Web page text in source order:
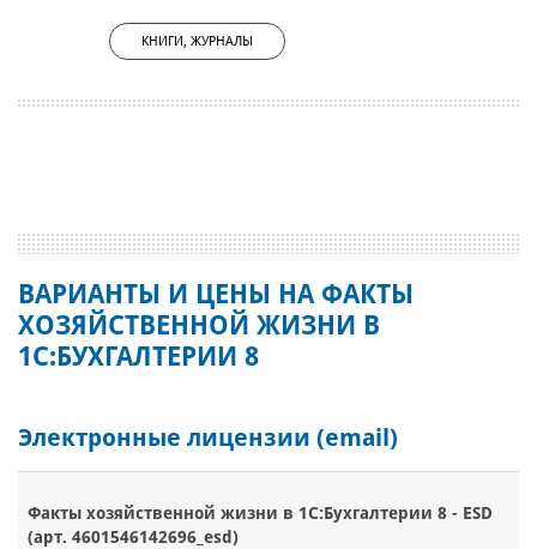
КНИГИ, ЖУРНАЛЫ
ВАРИАНТЫ И ЦЕНЫ НА ФАКТЫ
ХОЗЯЙСТВЕННОЙ ЖИЗНИ В
1С:БУХГАЛТЕРИИ 8
Электронные лицензии (email)
Факты хозяйственной жизни в 1С:Бухгалтерии 8 - ESD
(арт. 4601546142696_esd)